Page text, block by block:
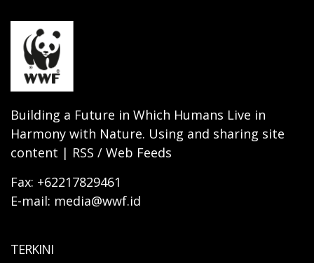
Building a Future in Which Humans Live in
Harmony with Nature. Using and sharing site
content | RSS / Web Feeds
Fax: +62217829461
E-mail: media@wwf.id
TERKINI